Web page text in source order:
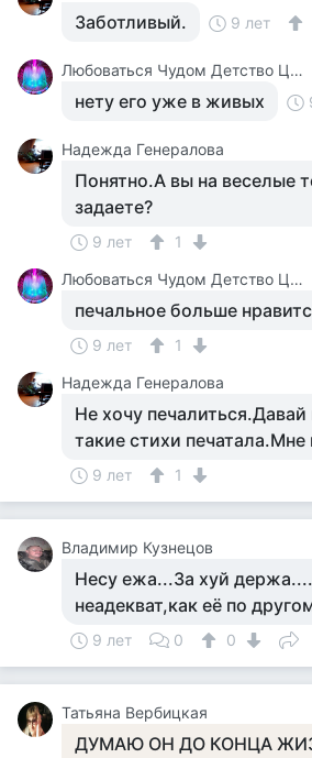
Заботливый. 9 лет
Любоваться Чудом Детство Цирк
нету его уже в живых
Надежда Генералова
Понятно.А вы на веселые
задаете?
9 лет
1
Любоваться Чудом Детство Цирк
печальное больше
9 лет
1
Надежда Генералова
Не хочу
такие стихи печатала.Мне
9 лет 1
Владимир Кузнецов
Несу ежа...За хуй
неадекват,как её по
9 лет 0 0
Татьяна Вербицкая
ДУМАЮ ОН ДО КОНЦА